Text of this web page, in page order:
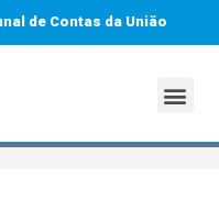
de Contas da União